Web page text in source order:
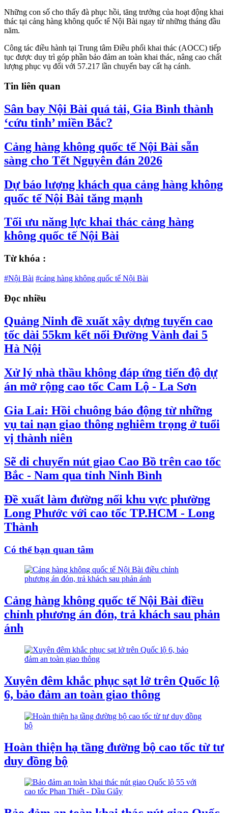
Những con số cho thấy đà phục hồi, tăng trưởng của hoạt động khai
thác tại cảng hàng không quốc tế Nội Bài ngay từ những tháng đầu
năm.
Công tác điều hành tại Trung tâm Điều phối khai thác (AOCC) tiếp
tục được duy trì góp phần bảo đảm an toàn khai thác, nâng cao chất
lượng phục vụ đối với 57.217 lần chuyến bay cất hạ cánh.
Tin liên quan
Sân bay Nội Bài quá tải, Gia Bình thành
‘cứu tinh’ miền Bắc?
Cảng hàng không quốc tế Nội Bài sẵn
sàng cho Tết Nguyên đán 2026
Dự báo lượng khách qua cảng hàng không
quốc tế Nội Bài tăng mạnh
Tối ưu năng lực khai thác cảng hàng
không quốc tế Nội Bài
Từ khóa :
#Nội Bài #cảng hàng không quốc tế Nội Bài
Đọc nhiều
Quảng Ninh đề xuất xây dựng tuyến cao
tốc dài 55km kết nối Đường Vành đai 5
Hà Nội
Xử lý nhà thầu không đáp ứng tiến độ dự
án mở rộng cao tốc Cam Lộ - La Sơn
Gia Lai: Hồi chuông báo động từ những
vụ tai nạn giao thông nghiêm trọng ở tuổi
vị thành niên
Sẽ di chuyển nút giao Cao Bồ trên cao tốc
Bắc - Nam qua tỉnh Ninh Bình
Đề xuất làm đường nối khu vực phường
Long Phước với cao tốc TP.HCM - Long
Thành
Có thể bạn quan tâm
Cảng hàng không quốc tế Nội Bài điều
chỉnh phương án đón, trả khách sau phản
ánh
Xuyên đêm khắc phục sạt lở trên Quốc lộ
6, bảo đảm an toàn giao thông
Hoàn thiện hạ tầng đường bộ cao tốc từ tư
duy đồng bộ